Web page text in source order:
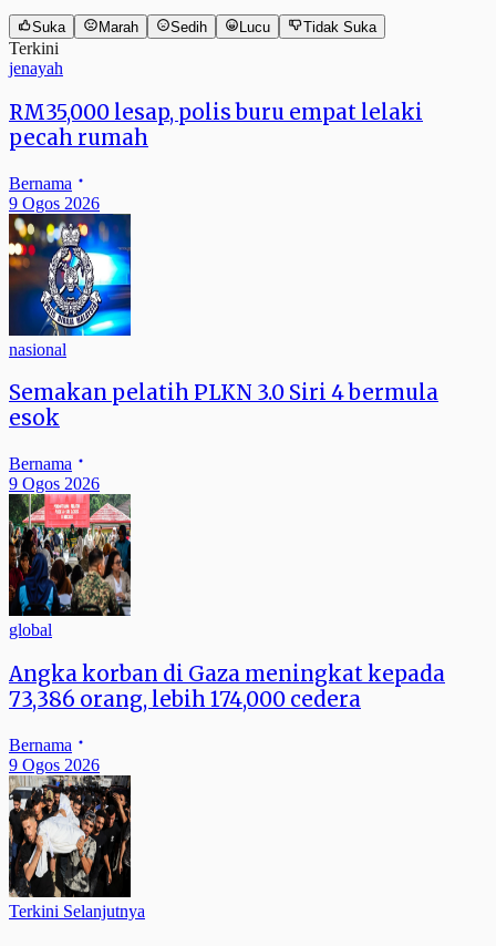
Suka Marah Sedih Lucu Tidak Suka
Terkini
jenayah
RM35,000 lesap, polis buru empat lelaki
pecah rumah
Bernama
9 Ogos 2026
nasional
Semakan pelatih PLKN 3.0 Siri 4 bermula
esok
Bernama
9 Ogos 2026
global
Angka korban di Gaza meningkat kepada
73,386 orang, lebih 174,000 cedera
Bernama
9 Ogos 2026
Terkini Selanjutnya